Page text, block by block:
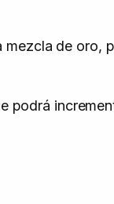
de oro,
podrá